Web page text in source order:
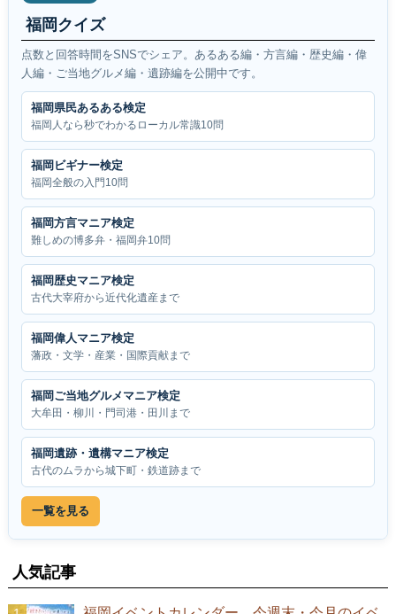
福岡クイズ
点数と回答時間をSNSでシェア。あるある編・方言編・歴史編・偉
人編・ご当地グルメ編・遺跡編を公開中です。
福岡県民あるある検定
福岡人なら秒でわかるローカル常識10問
福岡ビギナー検定
福岡全般の入門10問
福岡方言マニア検定
難しめの博多弁・福岡弁10問
福岡歴史マニア検定
古代大宰府から近代化遺産まで
福岡偉人マニア検定
藩政・文学・産業・国際貢献まで
福岡ご当地グルメマニア検定
大牟田・柳川・門司港・田川まで
福岡遺跡・遺構マニア検定
古代のムラから城下町・鉄道跡まで
一覧を見る
人気記事